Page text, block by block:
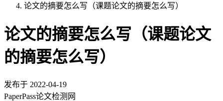
论文的摘要怎么写（课题论文的摘要怎么写）
论文的摘要怎么写（课题论文
的摘要怎么写）
发布于 2022-04-19
PaperPass论文检测网